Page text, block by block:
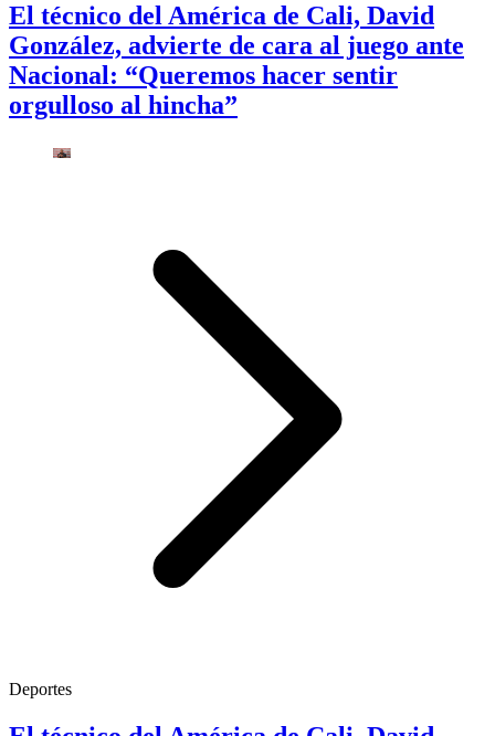
El técnico del América de Cali, David
González, advierte de cara al juego ante
Nacional: “Queremos hacer sentir
orgulloso al hincha”
Deportes